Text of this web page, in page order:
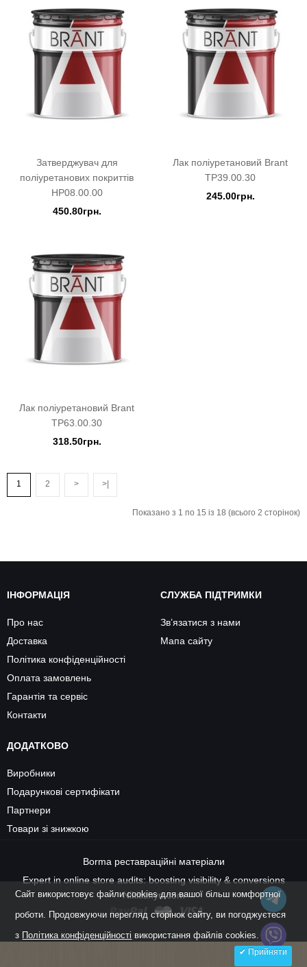
Затверджувач для
поліуретанових покриттів
HP08.00.00
450.80грн.
Лак поліуретановий Brant
TP39.00.30
245.00грн.
Лак поліуретановий Brant
TP63.00.30
318.50грн.
1 2 > >|
Показано з 1 по 15 із 18 (всього 2 сторінок)
ІНФОРМАЦІЯ
Про нас
Доставка
Політика конфіденційності
Оплата замовлень
Гарантія та сервіс
Контакти
СЛУЖБА ПІДТРИМКИ
Зв’язатися з нами
Мапа сайту
ДОДАТКОВО
Виробники
Подарункові сертифікати
Партнери
Товари зі знижкою
Borma реставраційні матеріали
Expert in online store audits: boosting visibility & conversions
Nikitishyn.com
Cайт використовує файли cookies для вашої більш комфортної
роботи. Продовжуючи перегляд сторінок сайту, ви погоджуєтеся
з Політика конфіденційності використання файлів cookies.
✔ Прийняти